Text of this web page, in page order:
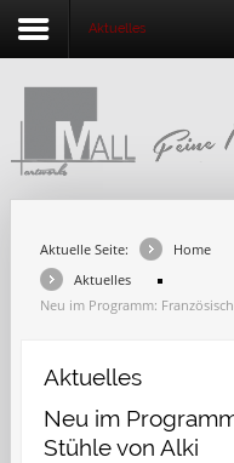
Home
Unternehmen
Schreinereiprodukte
Ideenwerkstatt
Holzfachmarkt
Aktuelles
Aktuelle Seite: Home
Aktuelles
Neu im Programm:
Aktuelles
Neu im
Stühle von Alki